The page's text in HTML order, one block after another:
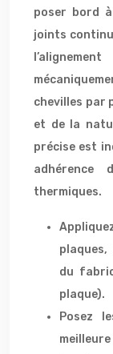
poser bord
joints
chevilles par
et de la
précise est
thermiques.
du
plaque).
Posez